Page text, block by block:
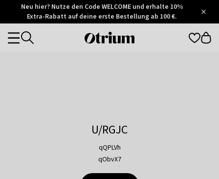
Otrium
Trustpilot
Neu hier? Nutze den Code WELCOME und erhalte 10%
Extra-Rabatt auf deine erste Bestellung ab 100 €.
Otrium
Categories
U/RGJC
qQPLVh
qObvX7